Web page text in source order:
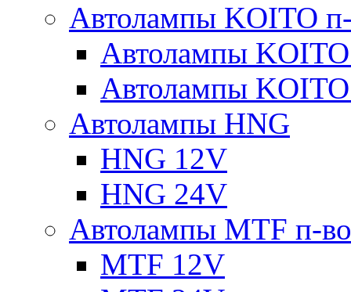
Автолампы KOITO
Автолампы
Автолампы
Автолампы HNG
HNG 12V
HNG 24V
Автолампы MTF п-
MTF 12V